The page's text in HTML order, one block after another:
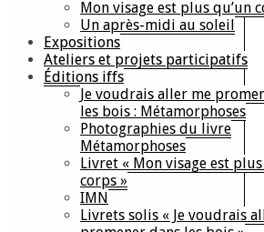
Mon visage est plus qu’un
Un après-midi au soleil
Expositions
Ateliers et projets participatifs
Éditions iffs
Je voudrais aller me
les bois : Métamorphoses
Photographies du livre
Métamorphoses
Livret « Mon visage est plus
corps »
IMN
Livrets solis « Je voudrais